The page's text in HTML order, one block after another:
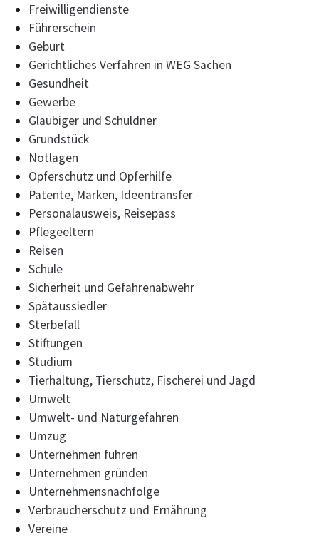
Freiwilligendienste
Führerschein
Geburt
Gerichtliches Verfahren in WEG Sachen
Gesundheit
Gewerbe
Gläubiger und Schuldner
Grundstück
Notlagen
Opferschutz und Opferhilfe
Patente, Marken, Ideentransfer
Personalausweis, Reisepass
Pflegeeltern
Reisen
Schule
Sicherheit und Gefahrenabwehr
Spätaussiedler
Sterbefall
Stiftungen
Studium
Tierhaltung, Tierschutz, Fischerei und Jagd
Umwelt
Umwelt- und Naturgefahren
Umzug
Unternehmen führen
Unternehmen gründen
Unternehmensnachfolge
Verbraucherschutz und Ernährung
Vereine